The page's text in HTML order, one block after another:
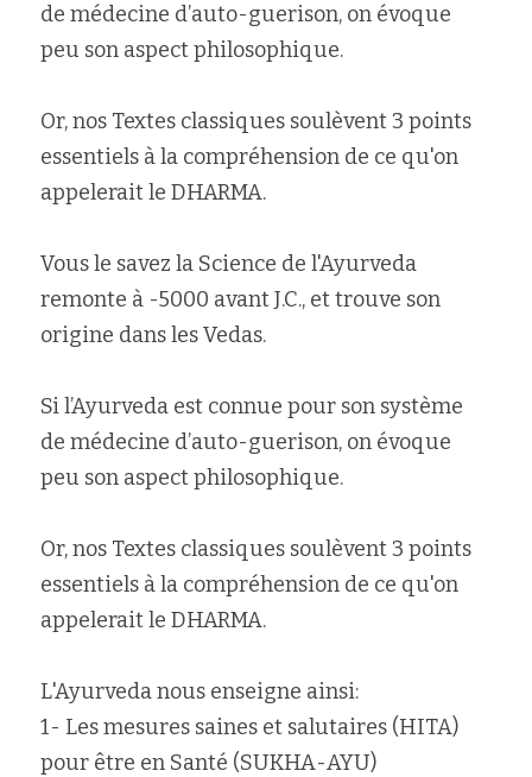
de médecine d’auto-guerison, on évoque
peu son aspect philosophique.
Or, nos Textes classiques soulèvent 3 points
essentiels à la compréhension de ce qu'on
appelerait le DHARMA.
Vous le savez la Science de l'Ayurveda
remonte à -5000 avant J.C., et trouve son
origine dans les Vedas.
Si l’Ayurveda est connue pour son système
de médecine d’auto-guerison, on évoque
peu son aspect philosophique.
Or, nos Textes classiques soulèvent 3 points
essentiels à la compréhension de ce qu'on
appelerait le DHARMA.
L'Ayurveda nous enseigne ainsi:
1- Les mesures saines et salutaires (HITA)
pour être en Santé (SUKHA-AYU)